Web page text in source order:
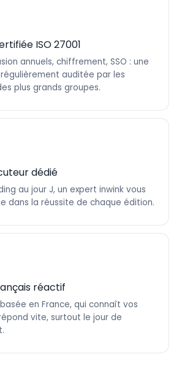
ISO 27001
annuels, chiffrement, SSO : une
auditée par les
plus grands groupes.
dédié
au jour J, un expert inwink vous
dans la réussite de chaque édition.
réactif
en France, qui connaît vos
vite, surtout le jour de